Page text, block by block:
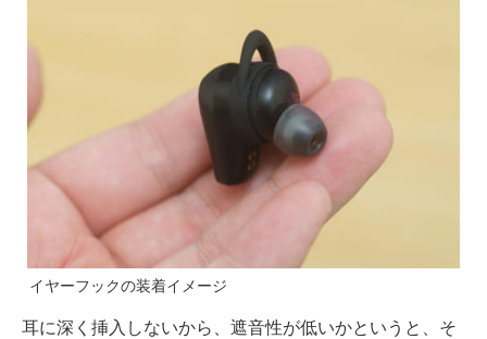
イヤーフックの装着イメージ
耳に深く挿入しないから、遮音性が低いかというと、そ